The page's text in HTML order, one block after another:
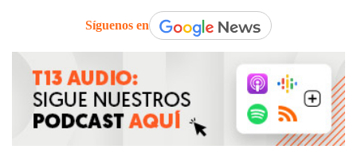
Síguenos en